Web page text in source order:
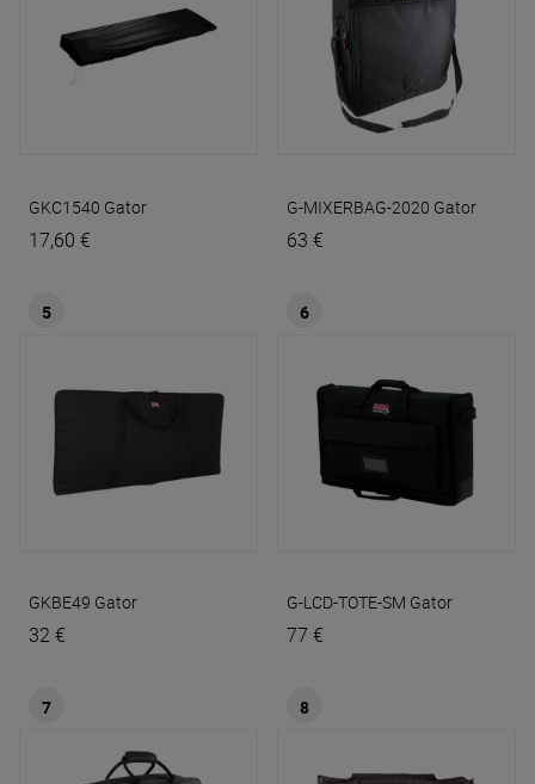
GKC1540 Gator
17,60 €
G-MIXERBAG-2020 Gator
63 €
5
GKBE49 Gator
32 €
6
G-LCD-TOTE-SM Gator
77 €
7 8